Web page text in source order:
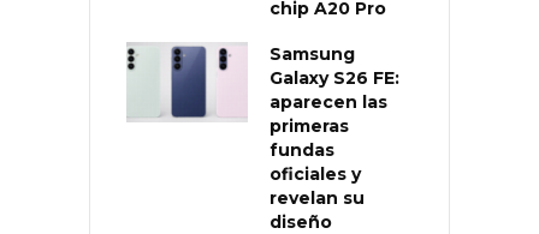
chip A20 Pro
Samsung
Galaxy S26 FE:
aparecen las
primeras
fundas
oficiales y
revelan su
diseño